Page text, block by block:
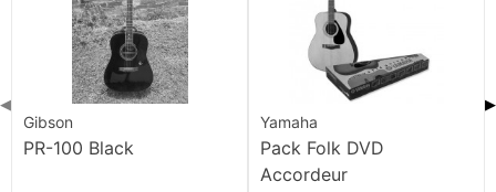
Gibson
PR-100 Black
Yamaha
Pack Folk DVD
Accordeur
◀ ▶